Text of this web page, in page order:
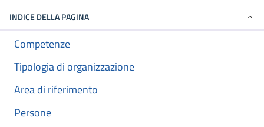
INDICE DELLA PAGINA
Competenze
Tipologia di organizzazione
Area di riferimento
Persone